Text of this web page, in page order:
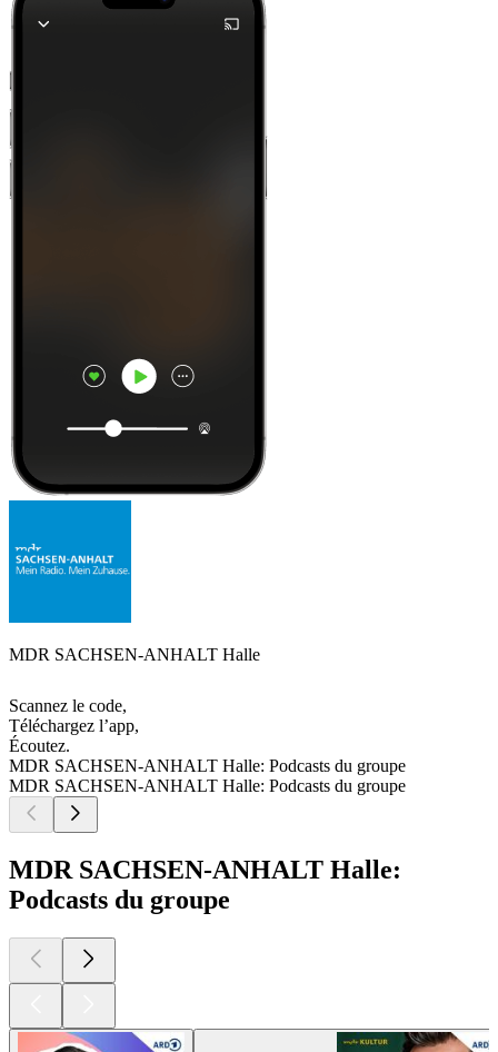
MDR SACHSEN-ANHALT Halle
Scannez le code,
Téléchargez l’app,
Écoutez.
MDR SACHSEN-ANHALT Halle: Podcasts du groupe
MDR SACHSEN-ANHALT Halle: Podcasts du groupe
MDR SACHSEN-ANHALT Halle:
Podcasts du groupe